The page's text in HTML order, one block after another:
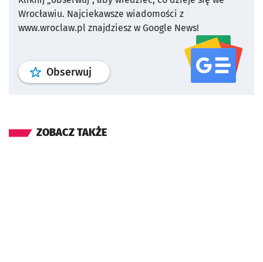
Wrocławiu. Najciekawsze wiadomości z
www.wroclaw.pl znajdziesz w Google News!
Obserwuj profil serwisu
ZOBACZ TAKŻE